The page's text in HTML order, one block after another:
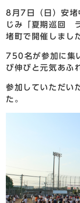
8月7日（日）安堵
じみ「夏期巡回
堵町で開催しまし
750名が参加に集
び伸びと元気あふ
参加していただい
た。